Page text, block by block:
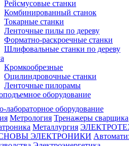
Рейсмусовые станки
Комбинированный станок
Токарные станки
Ленточные пилы по дереву
Форматно-раскроечные станки
Шлифовальные станки по дереву
Кромкообрезные
Оцилиндровочные станки
Ленточные пилорамы
оборудование
лабораторное оборудование
Метрология Тренажеры сварщика
Металлургия
ЭЛЕКТРОНИКИ